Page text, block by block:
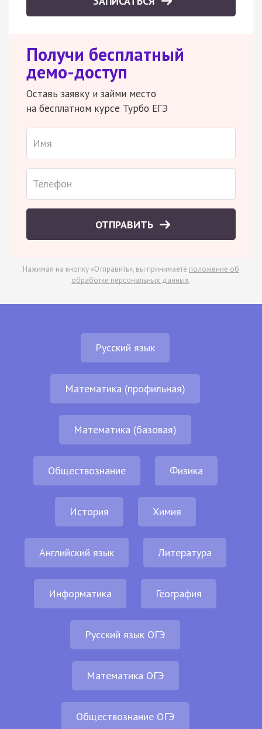
Получи бесплатный
демо-доступ
Оставь заявку и займи место
на бесплатном курсе Турбо ЕГЭ
ОТПРАВИТЬ
Нажимая на кнопку «Отправить», вы принимаете положение об
обработке персональных данных.
Русский язык
Математика (профильная)
Математика (базовая)
Обществознание Физика
История Химия
Английский язык Литература
Информатика География
Русский язык ОГЭ
Математика ОГЭ
Обществознание ОГЭ